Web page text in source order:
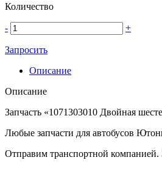
Количество
- +
Запросить
Описание
Описание
Запчасть «1071303010 Двойная
Любые запчасти для автобусов
Отправим транспортной компанией.